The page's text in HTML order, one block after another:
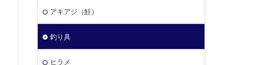
アキアジ（鮭）
釣り具
ヒラメ